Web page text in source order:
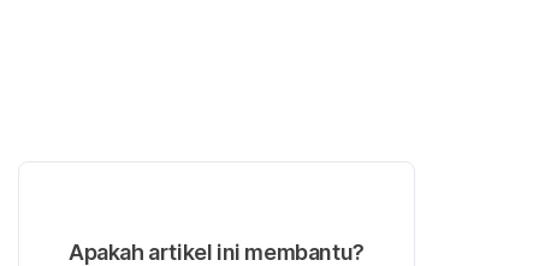
Apakah artikel ini membantu?